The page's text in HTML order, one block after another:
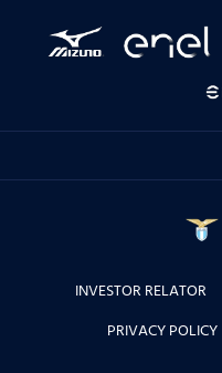
INVESTOR RELATOR
PRIVACY POLICY